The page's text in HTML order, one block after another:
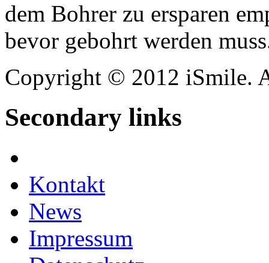
dem Bohrer zu ersparen
bevor gebohrt werden
Copyright © 2012 iSmile.
Secondary links
Kontakt
News
Impressum